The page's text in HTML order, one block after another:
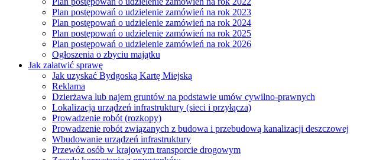
Plan postępowań o udzielenie zamówień na rok 2023
Plan postępowań o udzielenie zamówień na rok 2024
Plan postępowań o udzielenie zamówień na rok 2025
Plan postępowań o udzielenie zamówień na rok 2026
Ogłoszenia o zbyciu majątku
Jak załatwić sprawę
Jak uzyskać Bydgoską Kartę Miejską
Reklama
Dzierżawa lub najem gruntów na podstawie umów cywilno-prawnych
Lokalizacja urządzeń infrastruktury (sieci i przyłącza)
Prowadzenie robót (rozkopy)
Prowadzenie robót związanych z budowa i przebudową kanalizacji deszczowej
Wbudowanie urządzeń infrastruktury
Przewóz osób w krajowym transporcie drogowym